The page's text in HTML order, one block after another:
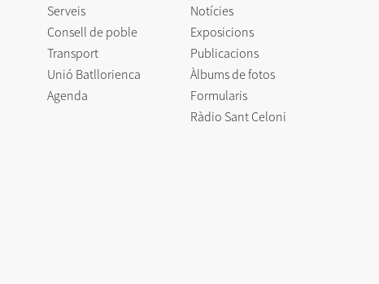
Serveis
Consell de poble
Transport
Unió Batllorienca
Agenda
Notícies
Exposicions
Publicacions
Àlbums de fotos
Formularis
Ràdio Sant Celoni